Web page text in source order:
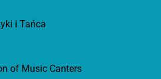
i Tańca
of Music Canters